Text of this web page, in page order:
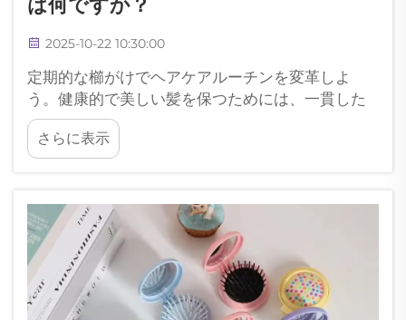
は何ですか？
2025-10-22 10:30:00
定期的な櫛がけでヘアケアルーチンを変革しよ
う。健康的で美しい髪を保つためには、一貫した
ヘアケア regimen が不可欠です。そしてその中心
にあるのが、最も基本的でありながら強力なツー
ルである櫛です。櫛を使うことによって...
さらに表示